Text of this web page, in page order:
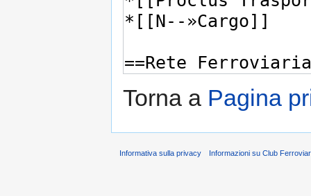
Torna a Pagina
Informativa sulla privacy Informazioni su Club